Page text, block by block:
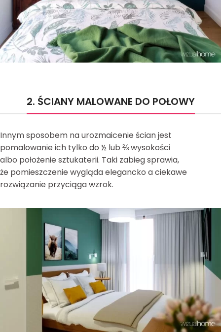
2. ŚCIANY MALOWANE DO POŁOWY
Innym sposobem na urozmaicenie ścian jest
pomalowanie ich tylko do ½ lub ⅔ wysokości
albo położenie sztukaterii. Taki zabieg sprawia,
że pomieszczenie wygląda elegancko a ciekawe
rozwiązanie przyciąga wzrok.